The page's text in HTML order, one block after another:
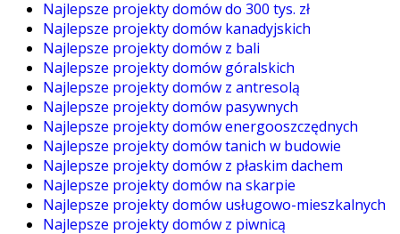
Najlepsze projekty domów do 300 tys. zł
Najlepsze projekty domów kanadyjskich
Najlepsze projekty domów z bali
Najlepsze projekty domów góralskich
Najlepsze projekty domów z antresolą
Najlepsze projekty domów pasywnych
Najlepsze projekty domów energooszczędnych
Najlepsze projekty domów tanich w budowie
Najlepsze projekty domów z płaskim dachem
Najlepsze projekty domów na skarpie
Najlepsze projekty domów usługowo-mieszkalnych
Najlepsze projekty domów z piwnicą